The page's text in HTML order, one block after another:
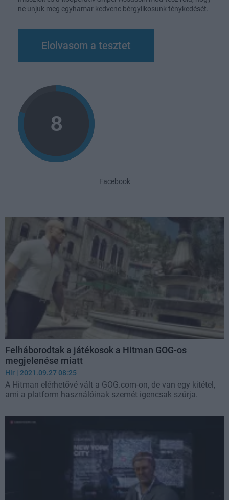
ne unjuk meg egyhamar kedvenc bérgyilkosunk ténykedését.
Elolvasom a tesztet
Facebook
Felháborodtak a játékosok a Hitman GOG-os
megjelenése miatt
Hír | 2021.09.27 08:25
A Hitman elérhetővé vált a GOG.com-on, de van egy kitétel,
ami a platform használóinak szemét igencsak szúrja.